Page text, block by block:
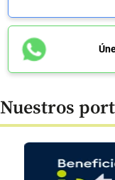
Nuestros